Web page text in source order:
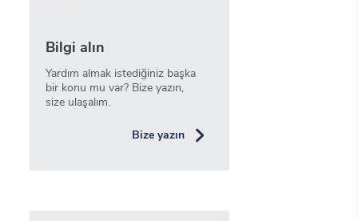
Bilgi alın
Yardım almak istediğiniz başka
bir konu mu var? Bize yazın,
size ulaşalım.
Bize yazın